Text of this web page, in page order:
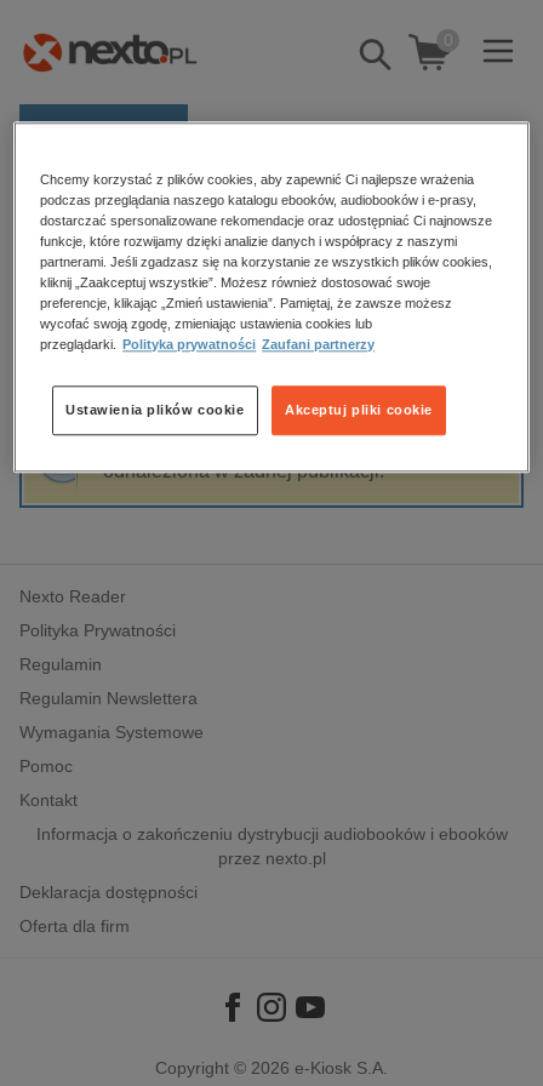
Pokaż/schowaj
wyszukiwarkę
0
E-prasa
Kategorie
Zobacz wszystkie E-prasa
budownictwo, aranżacja wnętrz
biznesowe, branżowe, gospodarka
edukacja
hobby, sport, rozrywka
komputery, internet, technologie, informatyka
polityka, społeczno-informacyjne
psychologiczne
inne
popularno-naukowe
historia
Strona główna Augustyn Augustyn
Augustyn Augustyn
Sortowanie Filtrowanie
odnaleziona w żadnej publikacji.
Nexto Reader
Polityka Prywatności
Regulamin
Regulamin Newslettera
Wymagania Systemowe
Pomoc
Kontakt
Informacja o zakończeniu dystrybucji audiobooków i ebooków
przez nexto.pl
Deklaracja dostępności
Oferta dla firm
Copyright © 2026 e-Kiosk S.A.
Chcemy korzystać z plików cookies, aby zapewnić Ci najlepsze wrażenia
podczas przeglądania naszego katalogu ebooków, audiobooków i e-prasy,
dostarczać spersonalizowane rekomendacje oraz udostępniać Ci najnowsze
funkcje, które rozwijamy dzięki analizie danych i współpracy z naszymi
partnerami. Jeśli zgadzasz się na korzystanie ze wszystkich plików cookies,
kliknij „Zaakceptuj wszystkie”. Możesz również dostosować swoje
preferencje, klikając „Zmień ustawienia”. Pamiętaj, że zawsze możesz
wycofać swoją zgodę, zmieniając ustawienia cookies lub
przeglądarki.
Polityka prywatności Zaufani partnerzy
Akceptuj pliki cookie
Ustawienia plików cookie